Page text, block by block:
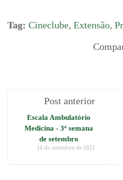
Tag: Cineclube, Extensão,
Post anterior
Escala Ambulatório
Medicina - 3ª semana
de setembro
14 de setembro de 2021